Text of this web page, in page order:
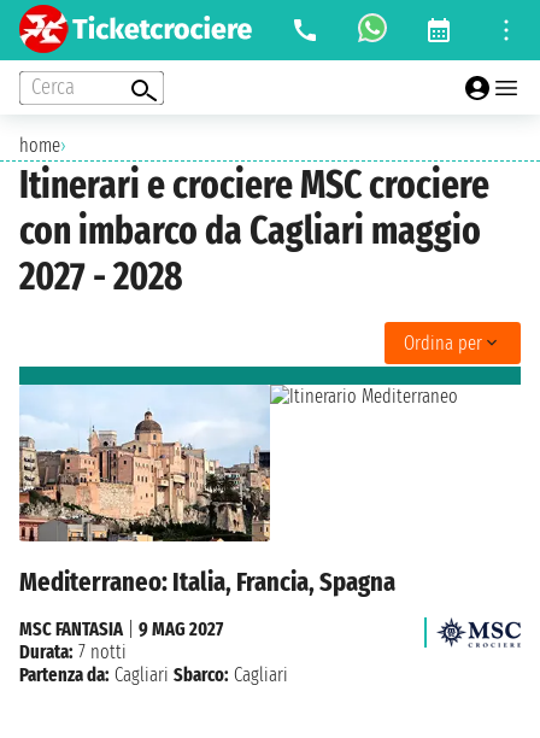
Cerca
home›
Itinerari e crociere MSC crociere
con imbarco da Cagliari maggio
2027 - 2028
Ordina per
Mediterraneo: Italia, Francia, Spagna
MSC FANTASIA
9 MAG 2027
Durata: 7 notti
Partenza da: Cagliari Sbarco: Cagliari